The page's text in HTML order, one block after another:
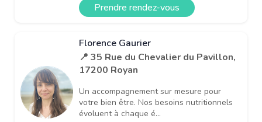
Prendre rendez-vous
Florence Gaurier
📍 35 Rue du Chevalier du Pavillon,
17200 Royan
Un accompagnement sur mesure pour
votre bien être. Nos besoins nutritionnels
évoluent à chaque é...